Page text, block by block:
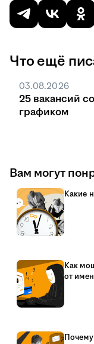
Что ещё
03.08.2026
25 вакансий
графиком
Вам могут
Какие
Как
от
Почему